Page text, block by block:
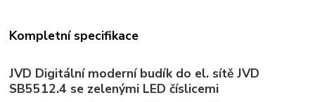
Kompletní specifikace
JVD Digitální moderní budík do el. sítě JVD
SB5512.4 se zelenými LED číslicemi